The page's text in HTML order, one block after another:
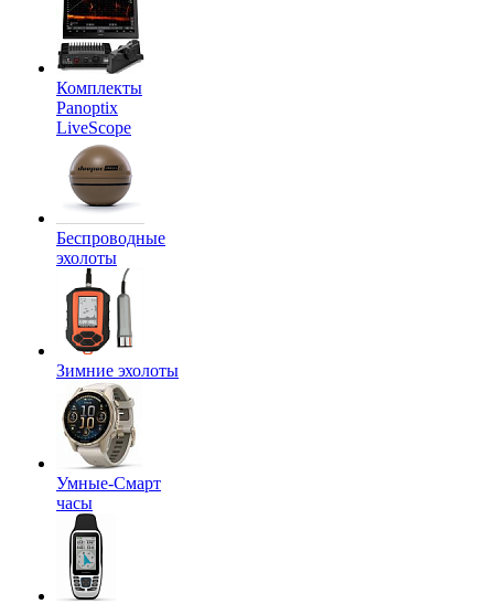
Комплекты
Panoptix
LiveScope
Беспроводные
эхолоты
Зимние эхолоты
Умные-Смарт
часы